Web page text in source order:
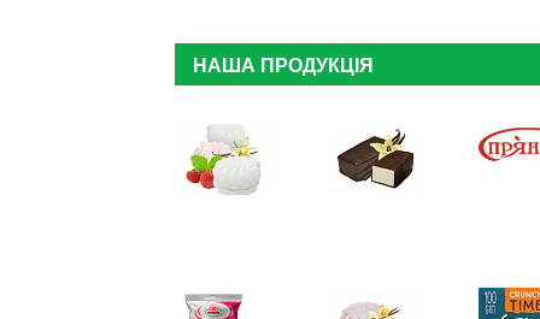
НАША ПРОДУКЦІЯ